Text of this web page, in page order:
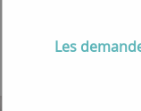
Les